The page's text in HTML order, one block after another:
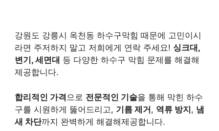
강원도 강릉시 옥천동 하수구막힘 때문에 고민이시
라면 주저하지 말고 저희에게 연락 주세요! 싱크대,
변기, 세면대 등 다양한 하수구 막힘 문제를 해결해
제공합니다.
합리적인 가격 으로 전문적인 기술을 통해 막힌 하수
구를 시원하게 뚫어드리고, 기름 제거, 역류 방지, 냄
새 차단까지 완벽하게 해결해제공합니다.